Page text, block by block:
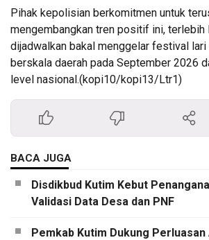
Pihak kepolisian berkomitmen untuk
mengembangkan tren positif ini, terlebih
dijadwalkan bakal menggelar festival lari
berskala daerah pada September 2026
level nasional.(kopi10/kopi13/Ltr1)
BACA JUGA
Disdikbud Kutim Kebut
Validasi Data Desa dan PNF
Pemkab Kutim Dukung